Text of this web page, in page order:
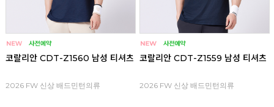
코랄리안 CDT-Z1560 남성 티셔츠
2026 FW 신상 배드민턴의류
코랄리안 CDT-Z1559 남성 티셔츠
2026 FW 신상 배드민턴의류